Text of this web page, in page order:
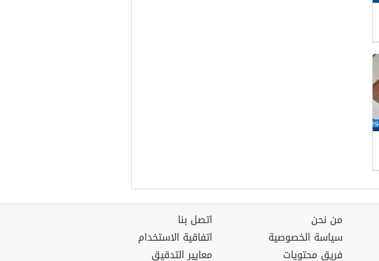
اتصل بنا
اتفاقية الاستخدام
معايير التدقيق
من نحن
سياسة الخصوصية
فريق محتويات